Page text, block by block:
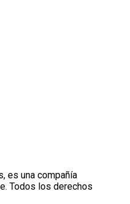
es una compañía
Todos los derechos